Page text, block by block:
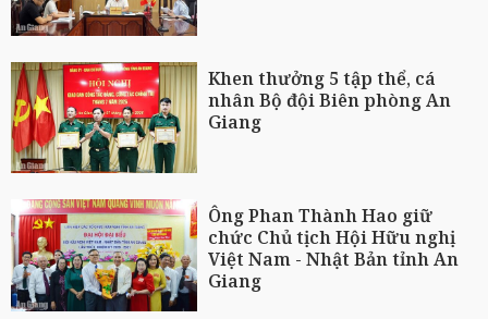
Khen thưởng 5 tập thể, cá
nhân Bộ đội Biên phòng An
Giang
Ông Phan Thành Hao giữ
chức Chủ tịch Hội Hữu nghị
Việt Nam - Nhật Bản tỉnh An
Giang